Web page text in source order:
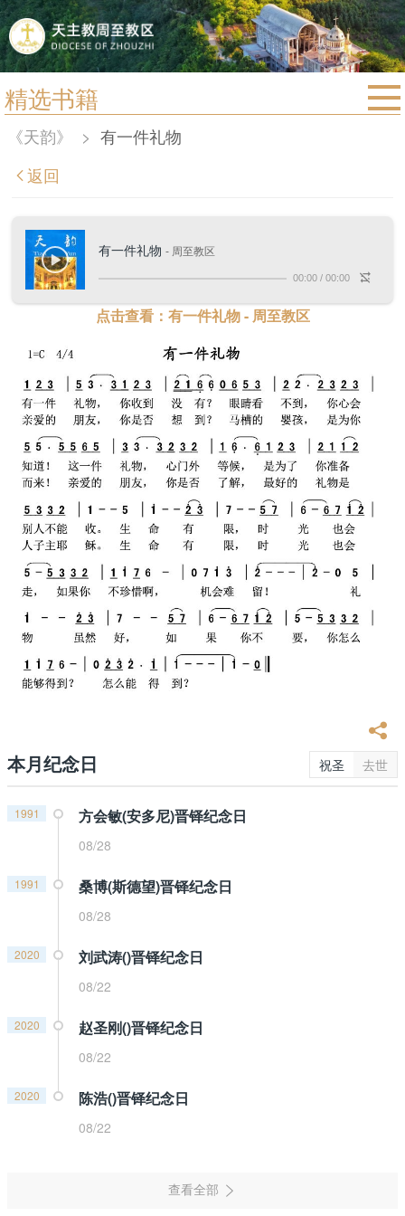
精选书籍
首页
宗教法规
教区简介
信仰文萃
教会圣月
《天韵》 > 有一件礼物
返回
有一件礼物 - 周至教区
00:00 / 00:00
点击查看：有一件礼物 - 周至教区
本月纪念日 祝圣 去世
1991 方会敏(安多尼)晋铎纪念日
08/28
1991 桑博(斯德望)晋铎纪念日
08/28
2020 刘武涛()晋铎纪念日
08/22
2020 赵圣刚()晋铎纪念日
08/22
2020 陈浩()晋铎纪念日
08/22